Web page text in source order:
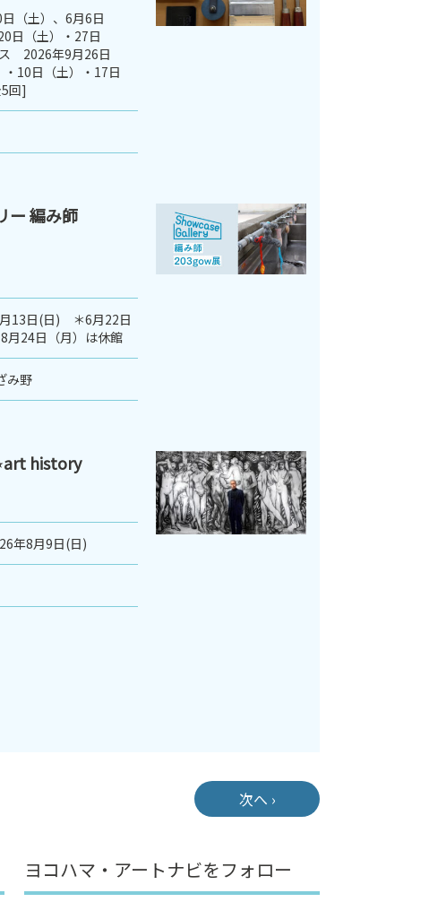
（土）、6月6日
日（土）・27日
ス 2026年9月26日
・10日（土）・17日
回]
ー 編み師
13日(日) ＊6月22日
月24日（月）は休館
み野
history
年8月9日(日)
次へ ›
ヨコハマ・アートナビをフォロー